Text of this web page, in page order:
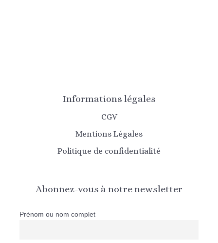
Informations légales
CGV
Mentions Légales
Politique de confidentialité
Abonnez-vous à notre newsletter
Prénom ou nom complet